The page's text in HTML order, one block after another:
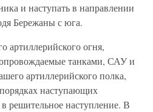
и наступать в направле­нии
Бережаны с юга.
огня,
танками, САУ и
артиллерийского полка,
на­ступающих
решительное наступление. В